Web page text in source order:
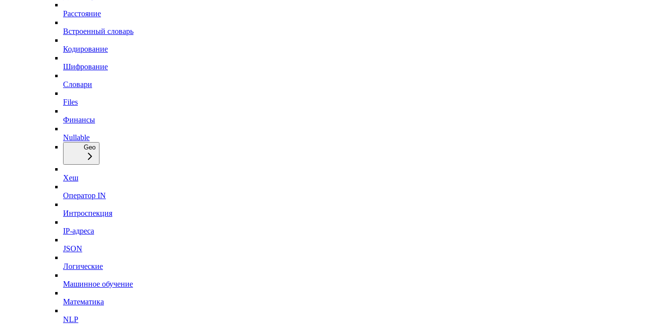
Расстояние
Встроенный словарь
Кодирование
Шифрование
Словари
Files
Финансы
Nullable
Geo
Хеш
Оператор IN
Интроспекция
IP-адреса
JSON
Логические
Машинное обучение
Математика
NLP